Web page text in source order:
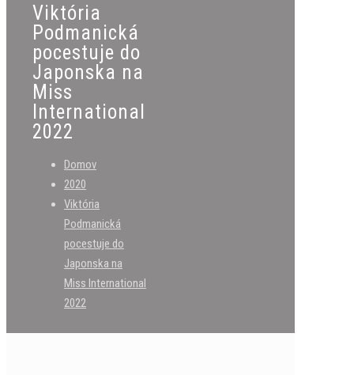
Viktória
Podmanická
pocestuje do
Japonska na
Miss
International
2022
Domov
2020
Viktória
Podmanická
pocestuje do
Japonska na
Miss International
2022